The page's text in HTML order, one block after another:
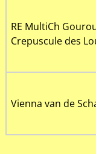
RE MultiCh
Crepuscule des
Vienna van de